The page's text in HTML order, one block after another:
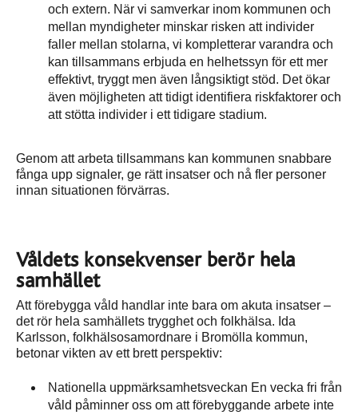
och extern. När vi samverkar inom kommunen och
mellan myndigheter minskar risken att individer
faller mellan stolarna, vi kompletterar varandra och
kan tillsammans erbjuda en helhetssyn för ett mer
effektivt, tryggt men även långsiktigt stöd. Det ökar
även möjligheten att tidigt identifiera riskfaktorer och
att stötta individer i ett tidigare stadium.
Genom att arbeta tillsammans kan kommunen snabbare
fånga upp signaler, ge rätt insatser och nå fler personer
innan situationen förvärras.
Våldets konsekvenser berör hela
samhället
Att förebygga våld handlar inte bara om akuta insatser –
det rör hela samhällets trygghet och folkhälsa. Ida
Karlsson, folkhälsosamordnare i Bromölla kommun,
betonar vikten av ett brett perspektiv:
Nationella uppmärksamhetsveckan En vecka fri från
våld påminner oss om att förebyggande arbete inte